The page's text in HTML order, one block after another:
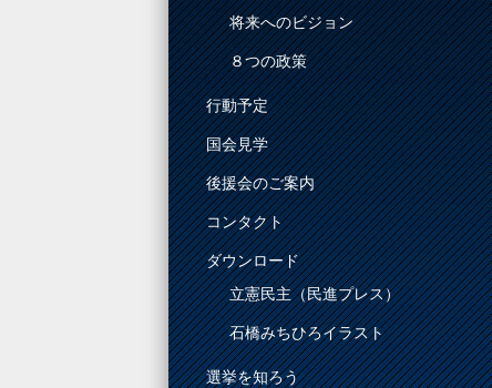
将来へのビジョン
８つの政策
行動予定
国会見学
後援会のご案内
コンタクト
ダウンロード
立憲民主（民進プレス）
石橋みちひろイラスト
選挙を知ろう